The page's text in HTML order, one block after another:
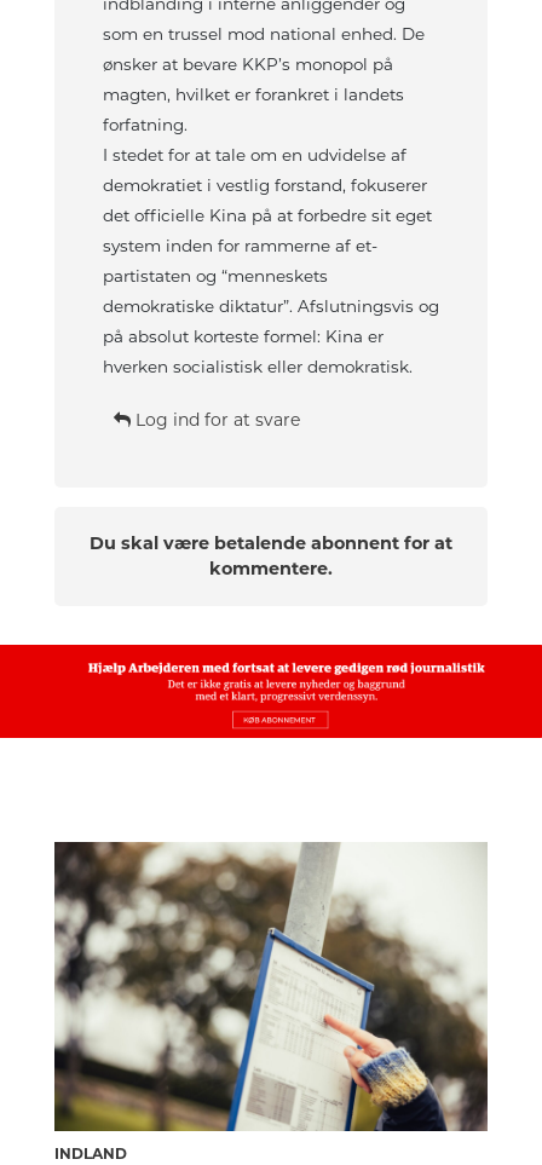
som en trussel mod national enhed. De
ønsker at bevare KKP’s monopol på
magten, hvilket er forankret i landets
forfatning.
I stedet for at tale om en udvidelse af
demokratiet i vestlig forstand, fokuserer
det officielle Kina på at forbedre sit eget
system inden for rammerne af et-
partistaten og “menneskets
demokratiske diktatur”. Afslutningsvis og
på absolut korteste formel: Kina er
hverken socialistisk eller demokratisk.
Log ind for at svare
Du skal være betalende abonnent for at
kommentere.
INDLAND